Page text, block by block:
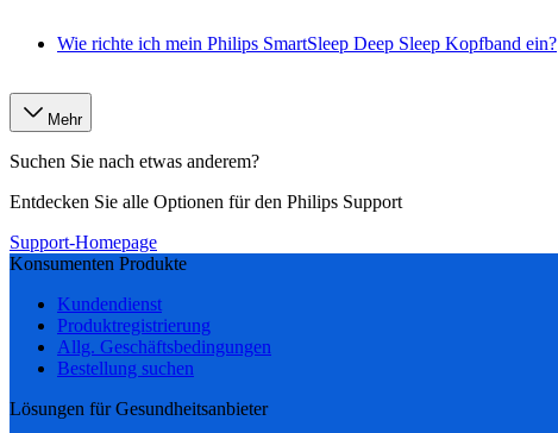
Wie richte ich mein Philips SmartSleep Deep Sleep Kopfband ein?
Mehr
Suchen Sie nach etwas anderem?
Entdecken Sie alle Optionen für den Philips Support
Support-Homepage
Konsumenten Produkte
Kundendienst
Produktregistrierung
Allg. Geschäftsbedingungen
Bestellung suchen
Lösungen für Gesundheitsanbieter